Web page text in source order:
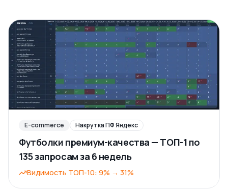
E-commerce Накрутка ПФ Яндекс
Футболки премиум-качества — ТОП-1 по
135 запросам за 6 недель
Видимость ТОП-10: 9% → 31%